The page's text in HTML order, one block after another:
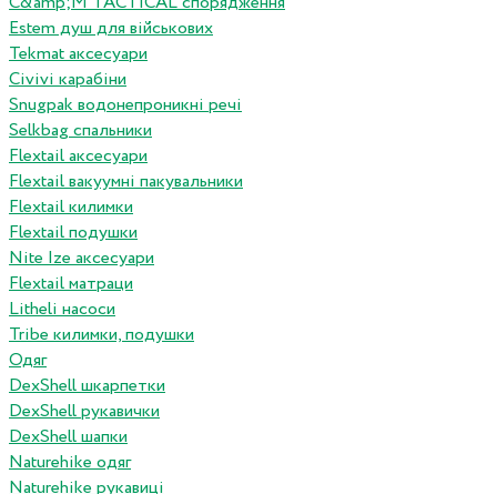
Estem душ для військових
Tekmat аксесуари
Сivivi карабіни
Snugpak водонепроникні речі
Selkbag спальники
Flextail аксесуари
Flextail вакуумні пакувальники
Flextail килимки
Flextail подушки
Nite Ize аксесуари
Flextail матраци
Litheli насоси
Tribe килимки, подушки
Одяг
DexShell шкарпетки
DexShell рукавички
DexShell шапки
Naturehike одяг
Naturehike рукавиці